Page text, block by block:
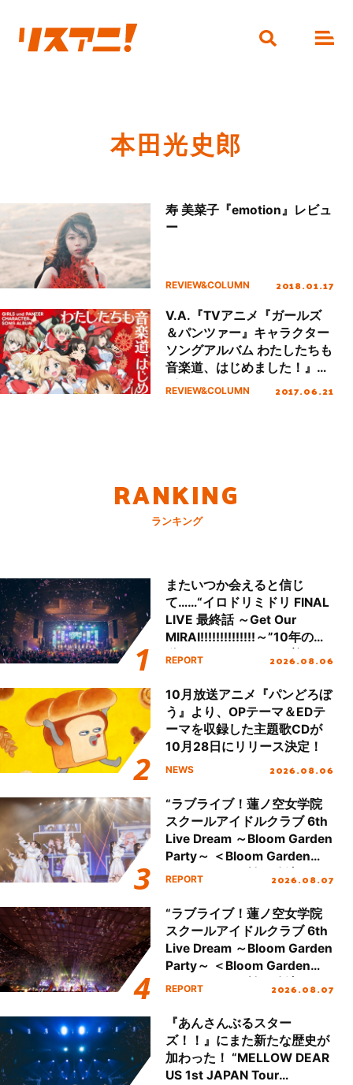
本田光史郎
寿 美菜子『emotion』レビュ
ー
REVIEW&COLUMN 2018.01.17
V.A.『TVアニメ『ガールズ
＆パンツァー』キャラクター
ソングアルバム わたしたちも
音楽道、はじめました！』レ
ビュー
REVIEW&COLUMN 2017.06.21
RANKING
ランキング
またいつか会えると信じ
て……“イロドリミドリ FINAL
LIVE 最終話 ～Get Our
MIRAI!!!!!!!!!!!!!!～”10年の活
動を経てファイナルを迎える
REPORT 2026.08.06
10月放送アニメ『パンどろぼ
う』より、OPテーマ＆EDテ
ーマを収録した主題歌CDが
10月28日にリリース決定！
NEWS 2026.08.06
“ラブライブ！蓮ノ空女学院
スクールアイドルクラブ 6th
Live Dream ～Bloom Garden
Party～ ＜Bloom Garden
Party Stage／埼玉公演＞”
REPORT 2026.08.07
“ラブライブ！蓮ノ空女学院
スクールアイドルクラブ 6th
Live Dream ～Bloom Garden
Party～ ＜Bloom Garden
Party Stage／埼玉公演＞”
REPORT 2026.08.07
『あんさんぶるスター
ズ！！』にまた新たな歴史が
加わった！ “MELLOW DEAR
US 1st JAPAN Tour